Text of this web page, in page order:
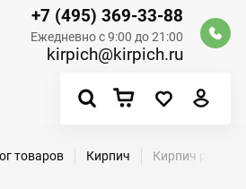
+7 (495) 369-33-88
Ежедневно с 9:00 до 21:00
kirpich@kirpich.ru
товаров Кирпич Кирпич